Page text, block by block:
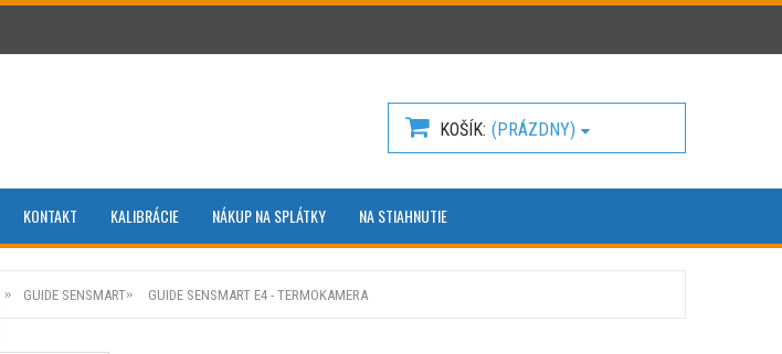
KOŠÍK (PRÁZDNY)
KONTAKT KALIBRÁCIE NÁKUP NA SPLÁTKY NA STIAHNUTIE
GUIDE SENSMART GUIDE SENSMART E4 - TERMOKAMERA